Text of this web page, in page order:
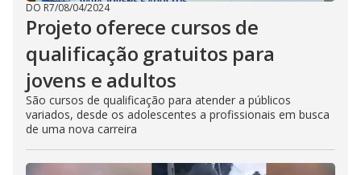
DO R7/08/04/2024
Projeto oferece cursos de
qualificação gratuitos para
jovens e adultos
São cursos de qualificação para atender a públicos
variados, desde os adolescentes a profissionais em busca
de uma nova carreira